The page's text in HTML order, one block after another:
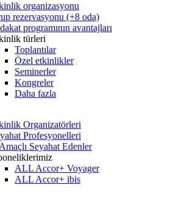
organizasyonu
rezervasyonu (+8 oda)
programının avantajları
türleri
Toplantılar
Özel etkinlikler
Seminerler
Kongreler
Daha fazla
Organizatörleri
Profesyonelleri
Seyahat Edenler
ALL Accor+ Voyager
ALL Accor+ ibis